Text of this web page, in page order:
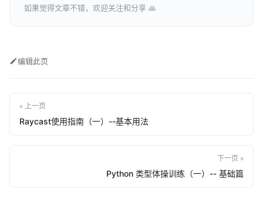
如果觉得文章不错，欢迎关注和分享 🙏
编辑此页
« 上一页
Raycast使用指南（一）--基本用法
下一页 »
Python 类型体操训练（一）-- 基础篇